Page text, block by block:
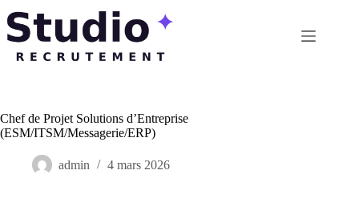
au
contenu
Chef de Projet Solutions d’Entreprise
(ESM/ITSM/Messagerie/ERP)
admin 4 mars 2026